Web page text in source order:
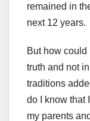
remained in
next 12 years.
But how could
truth and not
traditions
do I know that
my parents